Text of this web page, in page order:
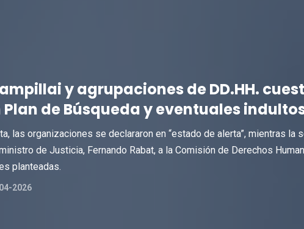
y agrupaciones de DD.HH.
de Búsqueda y eventuales
las organizaciones se declararon en “estado de alerta”, mientras la
de Justicia, Fernando Rabat, a la Comisión de Derechos
planteadas.
2026